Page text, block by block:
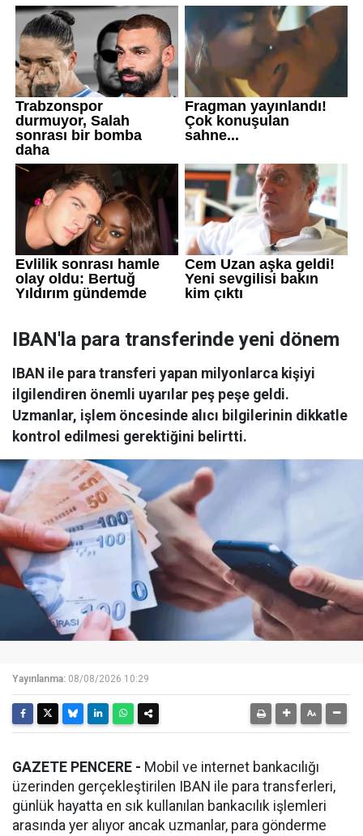
IBAN'la para transferinde yeni dönem
IBAN ile para transferi yapan milyonlarca kişiyi
ilgilendiren önemli uyarılar peş peşe geldi.
Uzmanlar, işlem öncesinde alıcı bilgilerinin dikkatle
kontrol edilmesi gerektiğini belirtti.
Yayınlanma: 08/08/2026 10:29
GAZETE PENCERE - Mobil ve internet bankacılığı
üzerinden gerçekleştirilen IBAN ile para transferleri,
günlük hayatta en sık kullanılan bankacılık işlemleri
arasında yer alıyor ancak uzmanlar, para gönderme